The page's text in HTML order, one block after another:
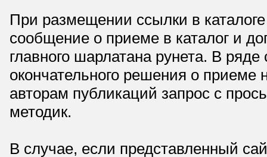
При размещении ссылки в
сообщение о приеме в каталог и
главного шарлатана рунета. В
окончательного решения о приеме
авторам публикаций запрос с
методик.
В случае, если представленный